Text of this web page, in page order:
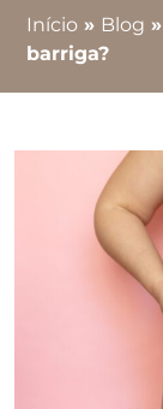
Início » Blog »
barriga?